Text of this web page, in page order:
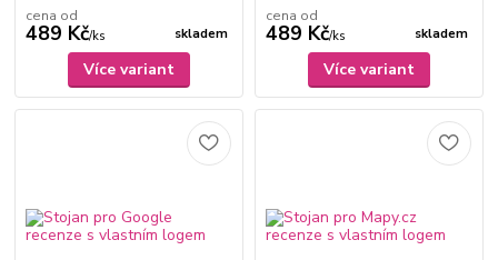
cena od
489 Kč/ks skladem
Více variant
cena od
489 Kč/ks skladem
Více variant